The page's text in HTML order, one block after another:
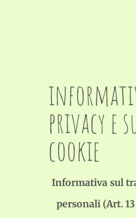
privacy e
cookie
Informativa sul
personali (Art. 13